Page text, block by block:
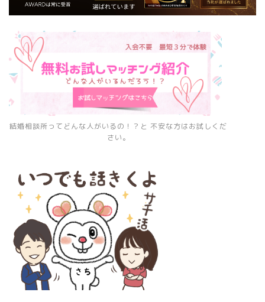
結婚相談所ってどんな人がいるの！？と 不安な方はお試しくだ
さい。